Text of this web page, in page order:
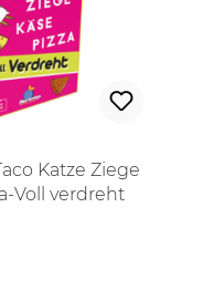
Katze Ziege
Voll verdreht